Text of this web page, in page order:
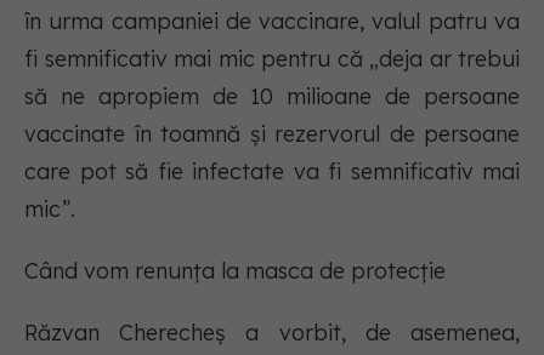
în urma campaniei de vaccinare, valul patru va
fi semnificativ mai mic pentru că „deja ar trebui
să ne apropiem de 10 milioane de persoane
vaccinate în toamnă şi rezervorul de persoane
care pot să fie infectate va fi semnificativ mai
mic”.
Când vom renunța la masca de protecție
Răzvan Cherecheș a vorbit, de asemenea,